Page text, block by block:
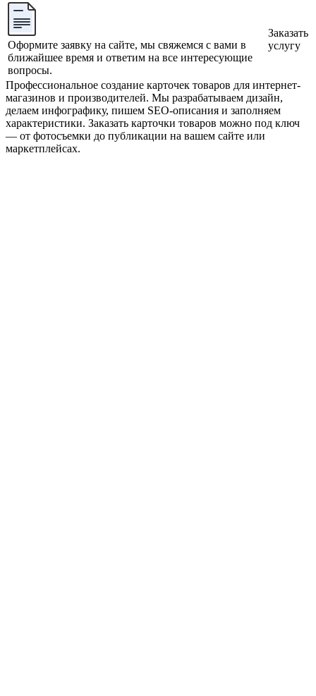
Оформите заявку на сайте, мы свяжемся с вами в
ближайшее время и ответим на все интересующие
вопросы.
Заказать
услугу
Профессиональное создание карточек товаров для интернет-
магазинов и производителей. Мы разрабатываем дизайн,
делаем инфографику, пишем SEO-описания и заполняем
характеристики. Заказать карточки товаров можно под ключ
— от фотосъемки до публикации на вашем сайте или
маркетплейсах.